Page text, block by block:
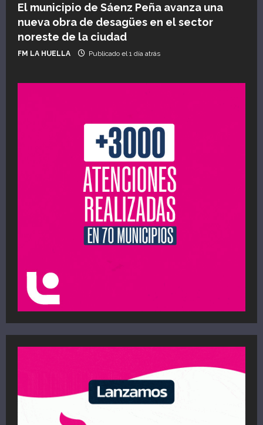
El municipio de Sáenz Peña avanza una
nueva obra de desagües en el sector
noreste de la ciudad
FM LA HUELLA Publicado el 1 día atrás